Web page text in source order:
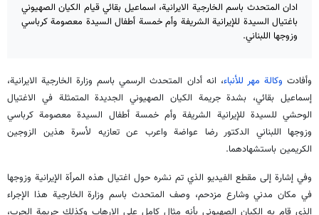
ادان المتحدث باسم الخارجية الايرانية، اسماعيل بقائي قيام الكيان الصهيوني
باغتيال السيدة للإيرانية الشريفة وأم خمسة أطفال السيدة معصومة كرباسي
وزوجها اللبناني.
وأفادت وكالة مهر للأنباء، انه أدان المتحدث الرسمي باسم وزارة الخارجية الايرانية،
إسماعيل بقائي، بشدة جريمة الكيان الصهيوني الجديدة المتمثلة في الاغتيال
الوحشي للسيدة للإيرانية الشريفة وأم خمسة أطفال السيدة معصومة كرباسي
وزوجها اللبناني الدكتور رضا عواضة واعرب عن تعازيه لأسرة هذين الزوجين
الكريمين باستشهادهما.
وفي إشارة إلى مقطع الفيديو الذي تم نشره حول اغتيال هذه المرأة الإيرانية وزوجها
في مكان مدني وشارع مزدحم، وصف المتحدث باسم وزارة الخارجية هذا الإجراء